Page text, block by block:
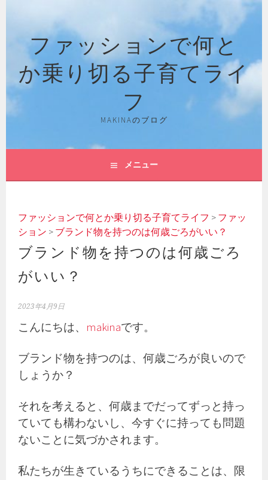
ファッションで何と
か乗り切る子育てライ
フ
MAKINAのブログ
メニュー
ファッションで何とか乗り切る子育てライフ > ファッ
ション > ブランド物を持つのは何歳ごろがいい？
ブランド物を持つのは何歳ごろ
がいい？
2023年4月9日
こんにちは、 makinaです。
ブランド物を持つのは、何歳ごろが良いので
しょうか？
それを考えると、何歳までだってずっと持っ
ていても構わないし、今すぐに持っても問題
ないことに気づかされます。
私たちが生きているうちにできることは、限